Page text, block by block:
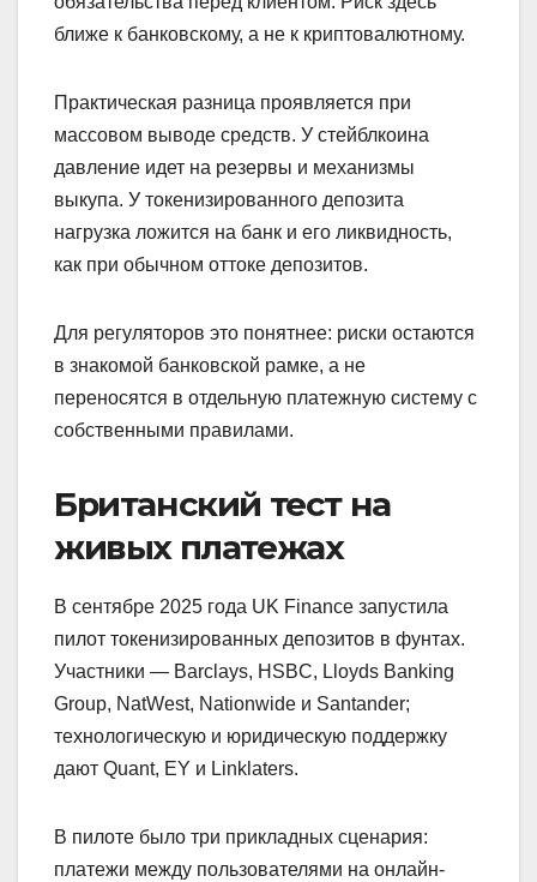
ближе к банковскому, а не к криптовалютному.
Практическая разница проявляется при
массовом выводе средств. У стейблкоина
давление идет на резервы и механизмы
выкупа. У токенизированного депозита
нагрузка ложится на банк и его ликвидность,
как при обычном оттоке депозитов.
Для регуляторов это понятнее: риски остаются
в знакомой банковской рамке, а не
переносятся в отдельную платежную систему с
собственными правилами.
Британский тест на
живых платежах
В сентябре 2025 года UK Finance запустила
пилот токенизированных депозитов в фунтах.
Участники — Barclays, HSBC, Lloyds Banking
Group, NatWest, Nationwide и Santander;
технологическую и юридическую поддержку
дают Quant, EY и Linklaters.
В пилоте было три прикладных сценария:
платежи между пользователями на онлайн-